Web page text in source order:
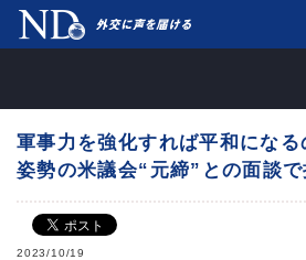
軍事力を強化すれば平和にな
姿勢の米議会“元締”との面談
2023/10/19